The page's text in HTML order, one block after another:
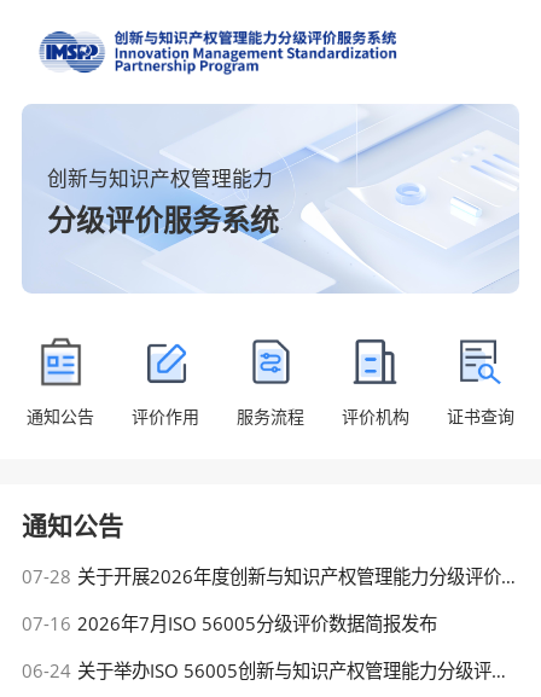
创新与知识产权管理能力
分级评价服务系统
通知公告 评价作用 服务流程 评价机构 证书查询
通知公告
07-28 关于开展2026年度创新与知识产权管理能力分级评价优秀案例评选的通知
07-16 2026年7月ISO 56005分级评价数据简报发布
06-24 关于举办ISO 56005创新与知识产权管理能力分级评价人员考试的通知